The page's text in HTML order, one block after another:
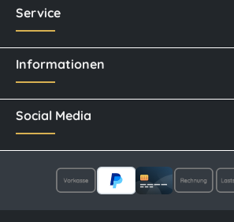
Social Media
Service
Informationen